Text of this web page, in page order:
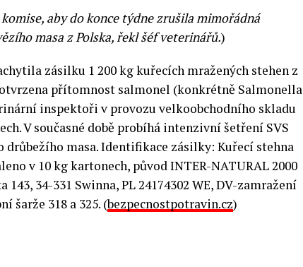
aby do konce týdne zrušila mimořádná
masa z Polska, řekl šéf veterinářů.)
zásilku 1 200 kg kuřecích mražených stehen z
přítomnost salmonel (konkrétně Salmonella
inspektoři v provozu velkoobchodního skladu
V současné době probíhá intenzivní šetření SVS
masa. Identifikace zásilky: Kuřecí stehna
v 10 kg kartonech, původ INTER-NATURAL 2000
143, 34-331 Swinna, PL 24174302 WE, DV-zamražení
šarže 318 a 325. (bezpecnostpotravin.cz)